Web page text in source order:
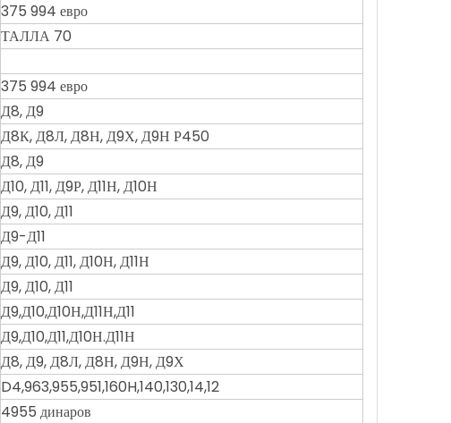
375 994 евро
ТАЛЛА 70
375 994 евро
Д8, Д9
Д8К, Д8Л, Д8Н, Д9Х, Д9Н Р450
Д8, Д9
Д10, Д11, Д9Р, Д11Н, Д10Н
Д9, Д10, Д11
Д9-Д11
Д9, Д10, Д11, Д10Н, Д11Н
Д9, Д10, Д11
Д9,Д10,Д10Н,Д11Н,Д11
Д9,Д10,Д11,Д10Н.Д11Н
Д8, Д9, Д8Л, Д8Н, Д9Н, Д9Х
D4,963,955,951,160H,140,130,14,12
4955 динаров